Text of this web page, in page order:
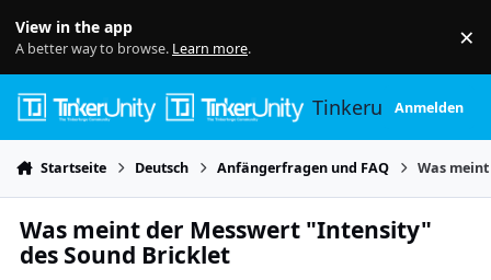
View in the app
A better way to browse. Learn more. ×
TinkerunityAnmelden
Startseite Deutsch Anfängerfragen und FAQ Was
Was meint der Messwert "Intensity"
des Sound Bricklet